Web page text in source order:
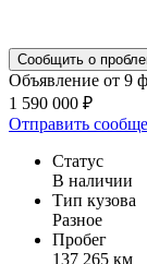
Сообщить о
Объявление от 9
1 590 000 ₽
Отправить
Статус
В наличии
Тип кузова
Разное
Пробег
137 265 км